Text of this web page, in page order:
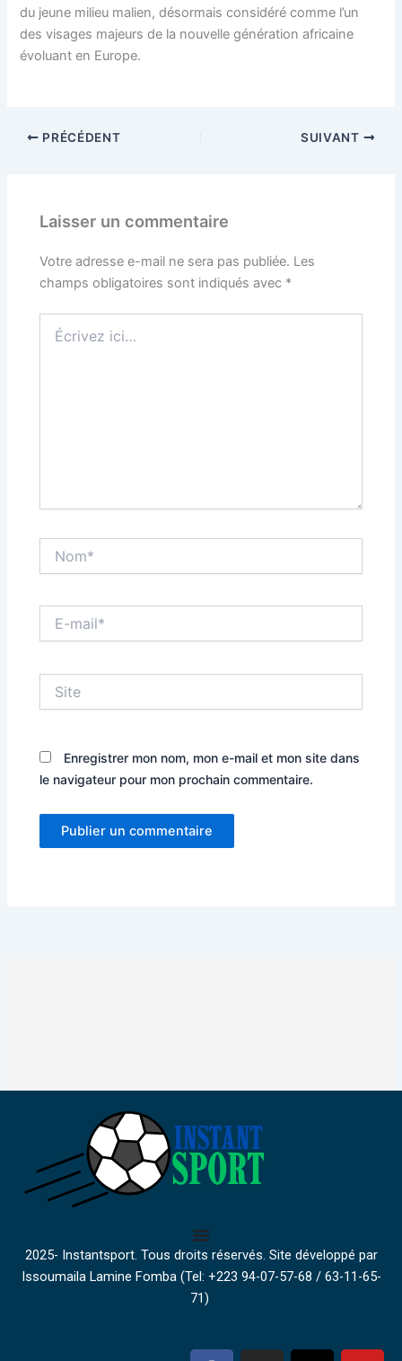
du jeune milieu malien, désormais considéré comme l’un
des visages majeurs de la nouvelle génération africaine
évoluant en Europe.
PRÉCÉDENT SUIVANT
Laisser un commentaire
Votre adresse e-mail ne sera pas publiée. Les
champs obligatoires sont indiqués avec *
ici…
mail*
Enregistrer mon nom, mon e-mail et mon site dans
le navigateur pour mon prochain commentaire.
2025- Instantsport. Tous droits réservés. Site développé par
Issoumaila Lamine Fomba (Tel: +223 94-07-57-68 / 63-11-65-
71)